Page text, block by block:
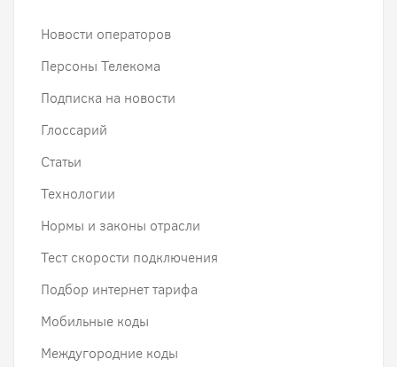
Новости операторов
Персоны Телекома
Подписка на новости
Глоссарий
Статьи
Технологии
Нормы и законы отрасли
Тест скорости подключения
Подбор интернет тарифа
Мобильные коды
Междугородние коды